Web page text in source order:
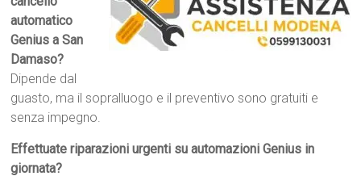
automatico
Genius a San
Damaso?
Dipende dal
guasto, ma il sopralluogo e il preventivo sono gratuiti e
senza impegno.
Effettuate riparazioni urgenti su automazioni Genius in
giornata?